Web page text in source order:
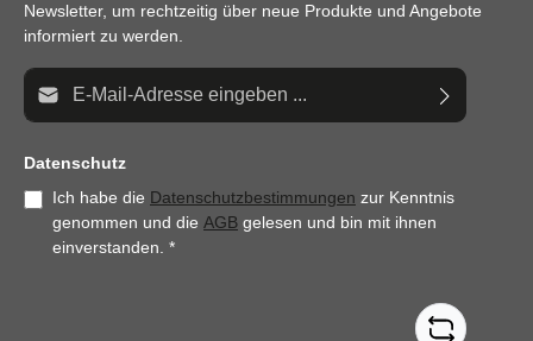
Newsletter, um rechtzeitig über neue Produkte und Angebote
informiert zu werden.
E-Mail-Adresse*
Datenschutz
Ich habe die Datenschutzbestimmungen zur Kenntnis
genommen und die AGB gelesen und bin mit ihnen
einverstanden. *